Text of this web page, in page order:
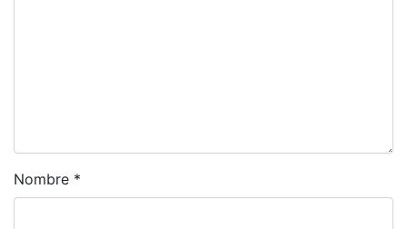
Nombre *